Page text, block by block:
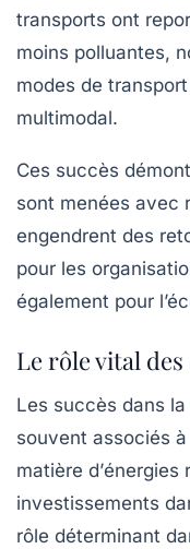
transports ont
moins polluantes,
modes de
multimodal.
Ces succès
sont menées avec
engendrent des
pour les
également pour
Le rôle vital
Les succès dans
souvent associés à
matière d’énergies
investissements
rôle déterminant